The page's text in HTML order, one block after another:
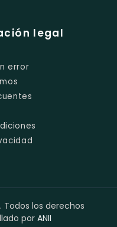
legal
error
los derechos
porANII